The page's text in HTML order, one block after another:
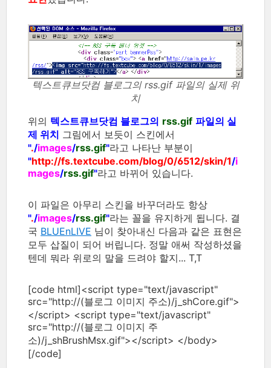
텍스트큐브닷컴 블로그의 rss.gif 파일의 실제 위
치
위의 텍스트큐브닷컴 블로그의 rss.gif 파일의 실
제 위치 그림에서 보듯이 스킨에서
"./images/rss.gif"라고 나타난 부분이
"http://fs.textcube.com/blog/0/6512/skin/1/i
mages/rss.gif"라고 바뀌어 있습니다.
이 파일은 아무리 스킨을 바꾸더라도 항상
"./images/rss.gif"라는 꼴을 유지하게 됩니다. 결
국 BLUEnLIVE 님이 찾아내신 다음과 같은 표현은
모두 삽질이 되어 버립니다. 정말 애써 작성하셨을
텐데 뭐라 위로의 말을 드려야 할지... T,T
[code html]<script type="text/javascript"
src="http://(블로그 이미지 주소)/j_shCore.gif">
</script> <script type="text/javascript"
src="http://(블로그 이미지 주
소)/j_shBrushMsx.gif"></script> </body>
[/code]